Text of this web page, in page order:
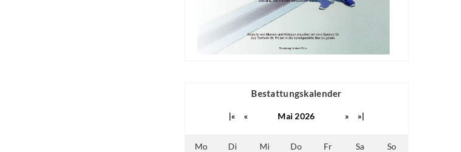
Bestattungskalender
|« « Mai 2026 » »|
Mo Di Mi Do Fr Sa So